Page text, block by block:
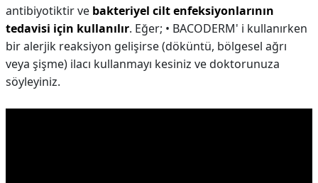
antibiyotiktir ve bakteriyel cilt enfeksiyonlarının
tedavisi için kullanılır. Eğer; • BACODERM' i kullanırken
bir alerjik reaksiyon gelişirse (döküntü, bölgesel ağrı
veya şişme) ilacı kullanmayı kesiniz ve doktorunuza
söyleyiniz.